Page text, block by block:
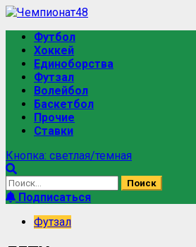
Футбол
Хоккей
Единоборства
Футзал
Волейбол
Баскетбол
Прочие
Ставки
Кнопка: светлая/темная
Подписаться
Футзал